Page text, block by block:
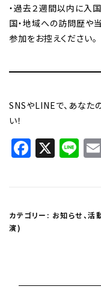
・過去２週間以内に入
国・地域への訪問歴や
参加をお控えください。
SNSやLINEで、あなた
い！
X
カテゴリー: お知らせ、活
演)